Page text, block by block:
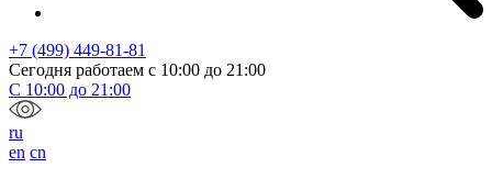
+7 (499) 449-81-81
Сегодня работаем с 10:00 до 21:00
С 10:00 до 21:00
ru
en cn